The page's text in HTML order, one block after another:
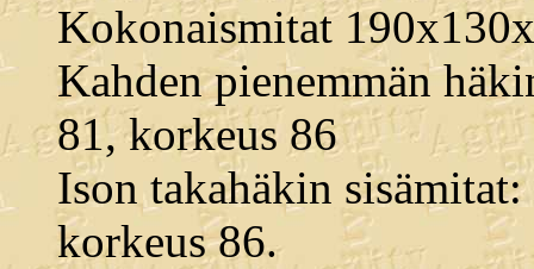
Kokonaismitat
Kahden pienemmän
81, korkeus 86
Ison takahäkin
korkeus 86.